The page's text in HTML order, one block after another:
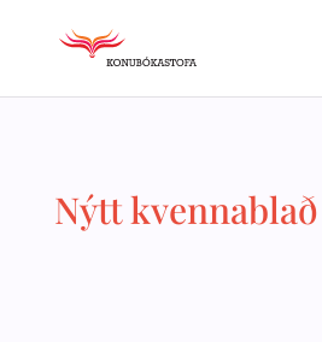
Nýtt kvennablað